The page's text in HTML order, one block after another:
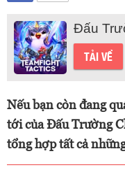
Đấu
TẢI VỀ
Nếu bạn còn đang
tới của Đấu Trường
tổng hợp tất cả